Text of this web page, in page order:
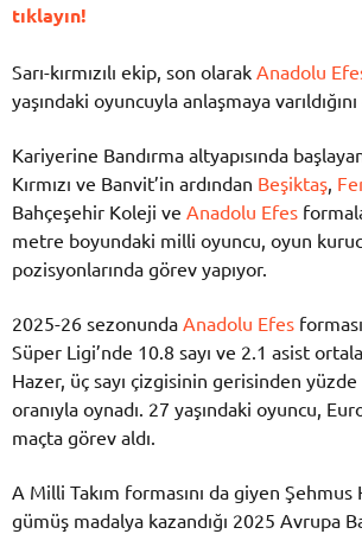
tıklayın!
Sarı-kırmızılı ekip, son olarak Anadolu
yaşındaki oyuncuyla anlaşmaya
Kariyerine Bandırma altyapısında
Kırmızı ve Banvit’in ardından Beşiktaş
Bahçeşehir Koleji ve Anadolu Efes
metre boyundaki milli oyuncu, oyun
pozisyonlarında görev yapıyor.
2025-26 sezonunda Anadolu Efes
Süper Ligi’nde 10.8 sayı ve 2.1 asist
Hazer, üç sayı çizgisinin gerisinden
oranıyla oynadı. 27 yaşındaki oyuncu,
maçta görev aldı.
A Milli Takım formasını da giyen Şehmus
gümüş madalya kazandığı 2025 Avrupa